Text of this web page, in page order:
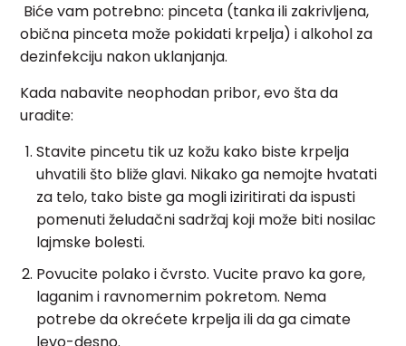
Biće vam potrebno: pinceta (tanka ili zakrivljena,
obična pinceta može pokidati krpelja) i alkohol za
dezinfekciju nakon uklanjanja.
Kada nabavite neophodan pribor, evo šta da
uradite:
Stavite pincetu tik uz kožu kako biste krpelja
uhvatili što bliže glavi. Nikako ga nemojte hvatati
za telo, tako biste ga mogli iziritirati da ispusti
pomenuti želudačni sadržaj koji može biti nosilac
lajmske bolesti.
Povucite polako i čvrsto. Vucite pravo ka gore,
laganim i ravnomernim pokretom. Nema
potrebe da okrećete krpelja ili da ga cimate